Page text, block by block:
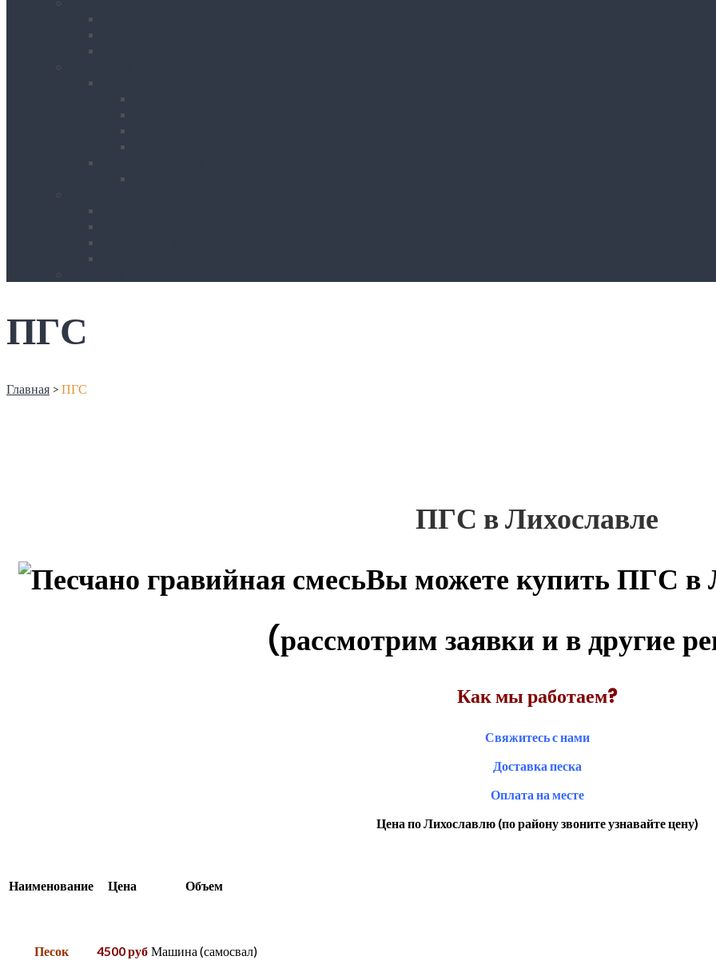
ПГС
Главная > ПГС
ПГС в Лихославле
Вы можете купить ПГС в
(рассмотрим заявки и в другие
Как мы работаем?
Свяжитесь с нами
Доставка песка
Оплата на месте
Цена по Лихославлю (по району звоните узнавайте цену)
Наименование Цена Объем
Песок 4500 руб Машина (самосвал)